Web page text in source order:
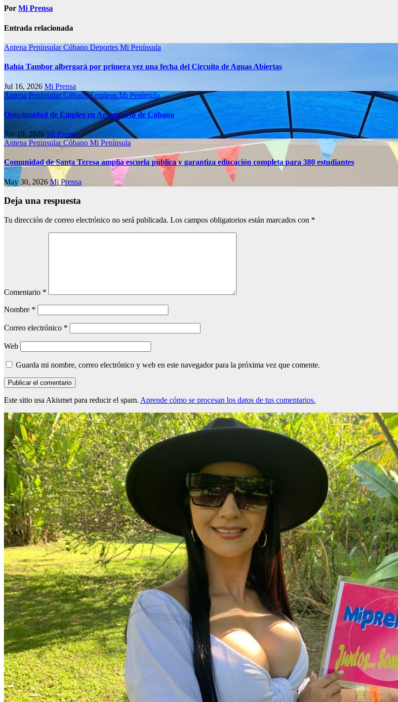
Por Mi Prensa
Entrada relacionada
Antena PeninsularCóbano Deportes Mi Península
Bahía Tambor albergará por primera vez una fecha del Circuito de Aguas Abiertas
Jul 16, 2026 Mi Prensa
Antena PeninsularCóbanoEmpleos Mi Península
Oportunidad de Empleo en Aeropuerto de Cóbano
Jun 19, 2026 Mi Prensa
Antena PeninsularCóbano Mi Península
Comunidad de Santa Teresa amplía escuela pública y garantiza educación completa para 380 estudiantes
May 30, 2026 Mi Prensa
Deja una respuesta
Tu dirección de correo electrónico no será publicada. Los campos obligatorios están marcados con *
Comentario *
Nombre *
Correo electrónico *
Web
Guarda mi nombre, correo electrónico y web en este navegador para la próxima vez que comente.
Este sitio usa Akismet para reducir el spam. Aprende cómo se procesan los datos de tus comentarios.